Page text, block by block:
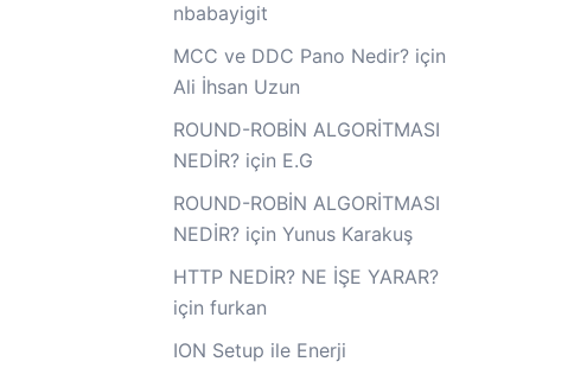
nbabayigit
MCC ve DDC Pano Nedir?için
Ali İhsan Uzun
ROUND-ROBİN ALGORİTMASI
NEDİR?için E.G
ROUND-ROBİN ALGORİTMASI
NEDİR?için Yunus Karakuş
HTTP NEDİR? NE İŞE YARAR?
için furkan
ION Setup ile Enerji